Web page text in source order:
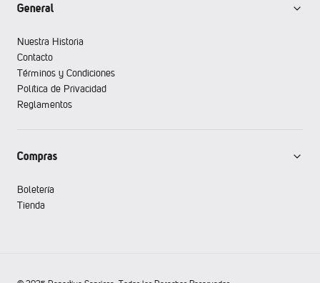
General
Nuestra Historia
Contacto
Términos y Condiciones
Política de Privacidad
Reglamentos
Compras
Boletería
Tienda